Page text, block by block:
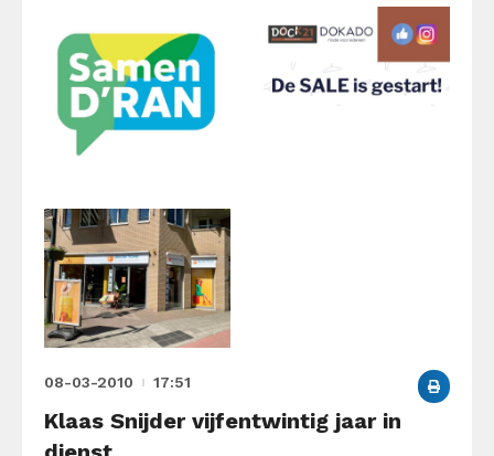
08-03-2010 17:51
Klaas Snijder vijfentwintig jaar in